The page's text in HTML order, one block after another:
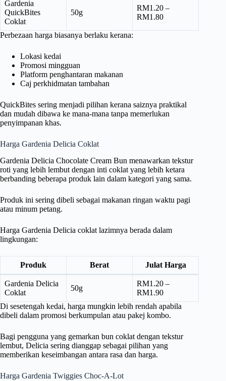
Gardenia
QuickBites
Coklat
50g
RM1.20 –
RM1.80
Perbezaan harga biasanya berlaku kerana:
Lokasi kedai
Promosi mingguan
Platform penghantaran makanan
Caj perkhidmatan tambahan
QuickBites sering menjadi pilihan kerana saiznya praktikal
dan mudah dibawa ke mana-mana tanpa memerlukan
penyimpanan khas.
Harga Gardenia Delicia Coklat
Gardenia Delicia Chocolate Cream Bun menawarkan tekstur
roti yang lebih lembut dengan inti coklat yang lebih ketara
berbanding beberapa produk lain dalam kategori yang sama.
Produk ini sering dibeli sebagai makanan ringan waktu pagi
atau minum petang.
Harga Gardenia Delicia coklat lazimnya berada dalam
lingkungan:
Produk Berat Julat Harga
Gardenia Delicia
Coklat
50g
RM1.20 –
RM1.90
Di sesetengah kedai, harga mungkin lebih rendah apabila
dibeli dalam promosi berkumpulan atau pakej kombo.
Bagi pengguna yang gemarkan bun coklat dengan tekstur
lembut, Delicia sering dianggap sebagai pilihan yang
memberikan keseimbangan antara rasa dan harga.
Harga Gardenia Twiggies Choc-A-Lot